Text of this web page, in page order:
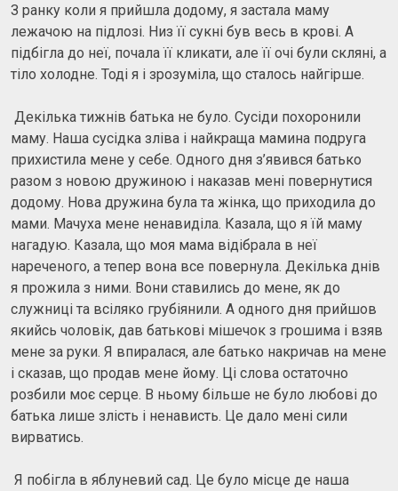
З ранку коли я прийшла додому, я застала маму
лежачою на підлозі. Низ її сукні був весь в крові. А
підбігла до неї, почала її кликати, але її очі були скляні, а
тіло холодне. Тоді я і зрозуміла, що сталось найгірше.
Декілька тижнів батька не було. Сусіди похоронили
маму. Наша сусідка зліва і найкраща мамина подруга
прихистила мене у себе. Одного дня з’явився батько
разом з новою дружиною і наказав мені повернутися
додому. Нова дружина була та жінка, що приходила до
мами. Мачуха мене ненавиділа. Казала, що я їй маму
нагадую. Казала, що моя мама відібрала в неї
нареченого, а тепер вона все повернула. Декілька днів
я прожила з ними. Вони ставились до мене, як до
служниці та всіляко грубіянили. А одного дня прийшов
якийсь чоловік, дав батькові мішечок з грошима і взяв
мене за руки. Я впиралася, але батько накричав на мене
і сказав, що продав мене йому. Ці слова остаточно
розбили моє серце. В ньому більше не було любові до
батька лише злість і ненависть. Це дало мені сили
вирватись.
Я побігла в яблуневий сад. Це було місце де наша